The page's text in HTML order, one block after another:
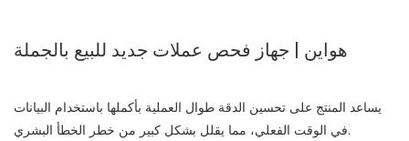
هواين | جهاز فحص عملات جديد للبيع بالجملة
يساعد المنتج على تحسين الدقة طوال العملية بأكملها باستخدام البيانات
في الوقت الفعلي، مما يقلل بشكل كبير من خطر الخطأ البشري.